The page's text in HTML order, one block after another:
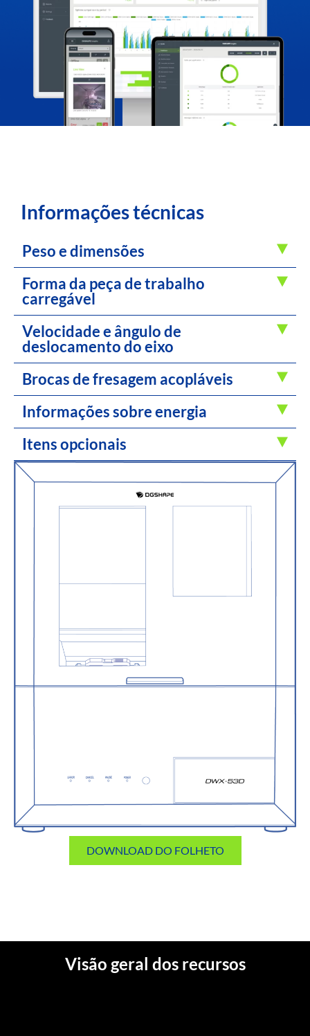
Informações técnicas
Peso e dimensões
Forma da peça de trabalho
carregável
Velocidade e ângulo de
deslocamento do eixo
Brocas de fresagem acopláveis
Informações sobre energia
Itens opcionais
DOWNLOAD DO FOLHETO
Visão geral dos recursos